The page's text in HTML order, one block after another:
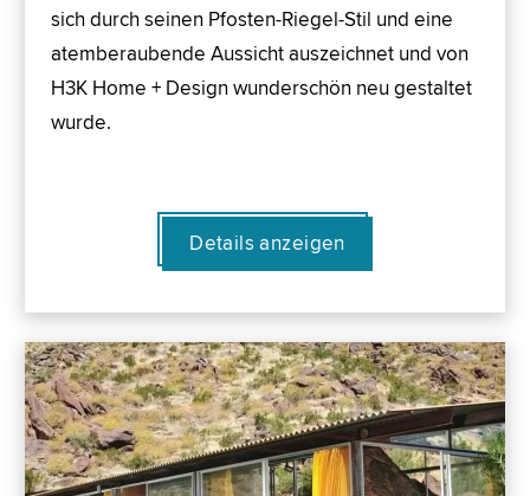
sich durch seinen Pfosten-Riegel-Stil und eine
atemberaubende Aussicht auszeichnet und von
H3K Home + Design wunderschön neu gestaltet
wurde.
Details anzeigen